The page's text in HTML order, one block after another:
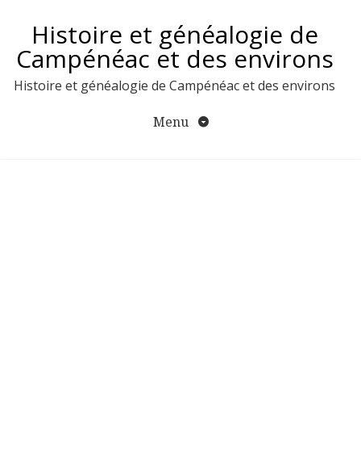
contenuHistoire et généalogie de
Campénéac et des environs
Histoire et généalogie de Campénéac et des environs
Menu